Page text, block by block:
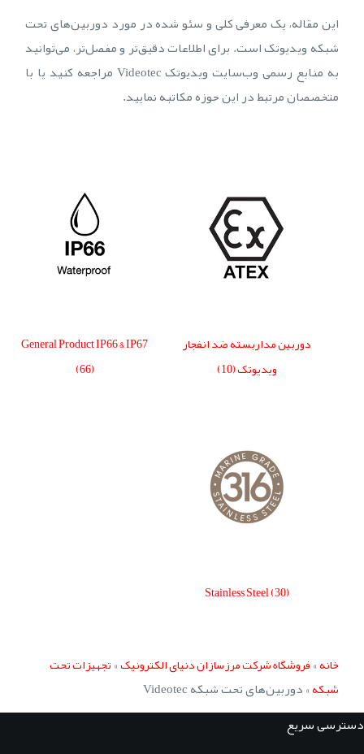
این مقاله، یک معرفی کلی و سئو شده در مورد دوربین‌های تحت
شبکه ویدیوتک است. برای اطلاعات دقیق‌تر و مفصل‌تر، می‌توانید
به منابع رسمی وب‌سایت ویدیوتک Videotec مراجعه کنید یا با
متخصصان مرتبط در این حوزه مکاتبه نمایید.
دوربین مداربسته ضد انفجار
ویدیوتک(10)
General Product IP66 & IP67
(66)
Stainless Steel(30)
خانه»فروشگاه شرکت مرزسازان دنیای الکترونیک»تجهیزات تحت
شبکه»دوربین‌های تحت شبکه Videotec
دسترسی سریع